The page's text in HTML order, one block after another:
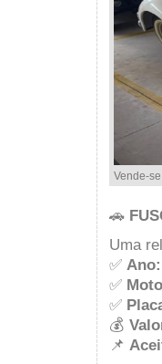
Vende-
🚗
Uma
✅ Ano:
✅
✅
💰
📌